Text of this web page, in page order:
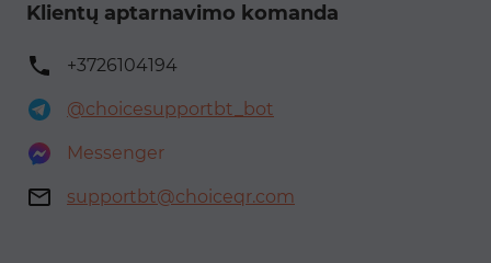
Klientų aptarnavimo komanda
+3726104194
@choicesupportbt_bot
Messenger
supportbt@choiceqr.com